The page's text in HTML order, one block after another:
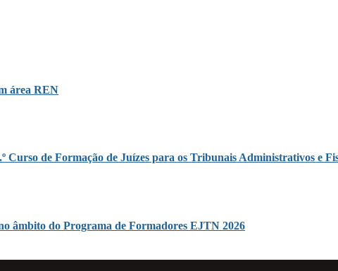
área REN
de Formação de Juízes para os Tribunais Administrativos e
âmbito do Programa de Formadores EJTN 2026